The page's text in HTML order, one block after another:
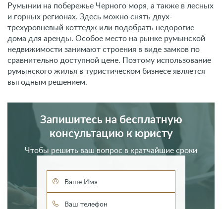
Румынии на побережье Черного моря, а также в лесных
и горных регионах. Здесь можно снять двух-
трехуровневый коттедж или подобрать недорогие
дома для аренды. Особое место на рынке румынской
недвижимости занимают строения в виде замков по
сравнительно доступной цене. Поэтому использование
румынского жилья в туристическом бизнесе является
выгодным решением.
Запишитесь на бесплатную
консультацию к юристу
Чтобы решить ваш вопрос в кратчайшие сроки